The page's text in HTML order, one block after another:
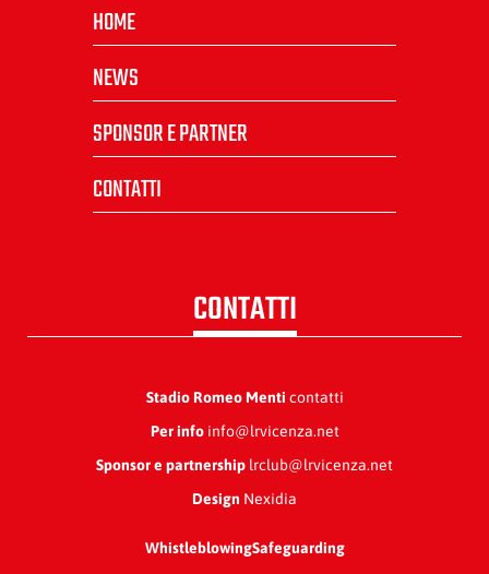
HOME
NEWS
SPONSOR E PARTNER
CONTATTI
CONTATTI
Stadio Romeo Menti contatti
Per infoinfo@lrvicenza.net
Sponsor e partnership lrclub@lrvicenza.net
Design Nexidia
WhistleblowingSafeguarding